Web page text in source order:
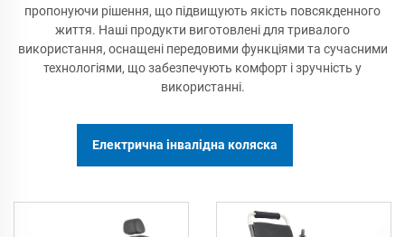
пропонуючи рішення, що підвищують якість повсякденного
життя. Наші продукти виготовлені для тривалого
використання, оснащені передовими функціями та сучасними
технологіями, що забезпечують комфорт і зручність у
використанні.
Електрична інвалідна коляска